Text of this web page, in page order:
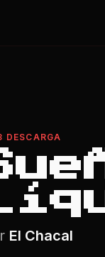
DESCARGA
El Chacal